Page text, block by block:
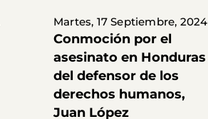
Martes, 17 Septiembre, 2024
Conmoción por el
asesinato en Honduras
del defensor de los
derechos humanos,
Juan López